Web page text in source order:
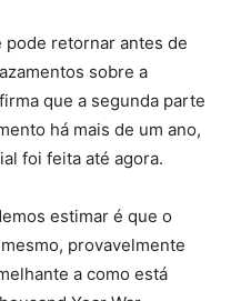
pode retornar antes de
sobre a
que a segunda parte
há mais de um ano,
foi feita até agora.
estimar é que o
provavelmente
a como está